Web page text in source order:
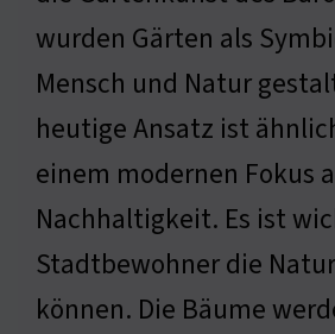
wurden Gärten als
Mensch und Natur
heutige Ansatz ist
einem modernen Fokus
Nachhaltigkeit. Es ist
Stadtbewohner die
können. Die Bäume